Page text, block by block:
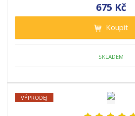
675 Kč
Koupit
SKLADEM
VÝPRODEJ